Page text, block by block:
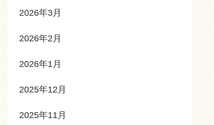
2026年3月
2026年2月
2026年1月
2025年12月
2025年11月